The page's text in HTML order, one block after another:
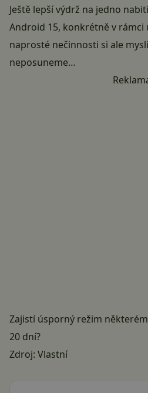
Ještě lepší výdrž na jedno
Android 15, konkrétně v
naprosté nečinnosti si ale
neposuneme…
Zajistí úsporný režim
20 dní?
Zdroj: Vlastní